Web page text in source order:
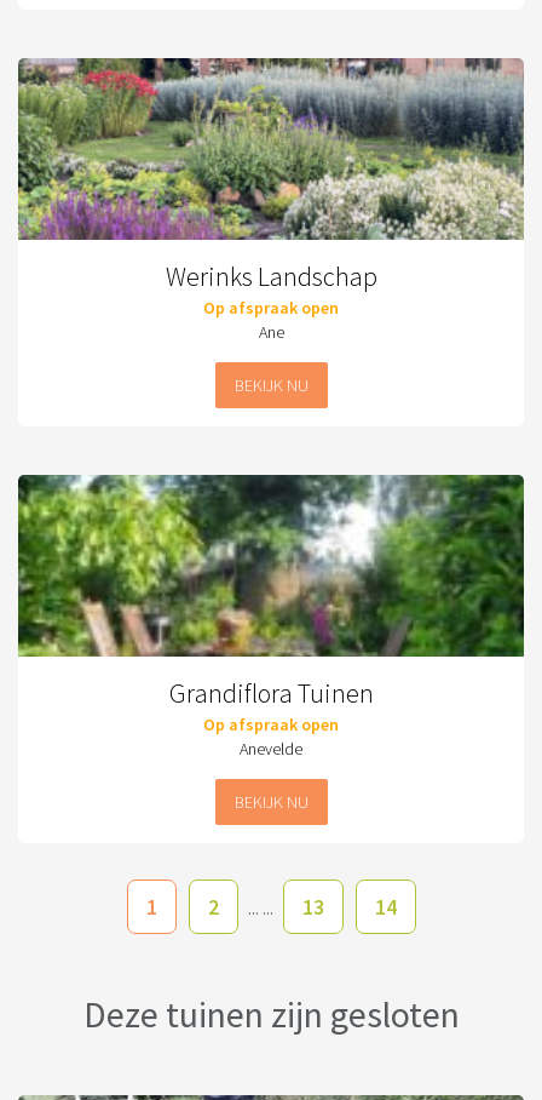
Werinks Landschap
Op afspraak open
Ane
BEKIJK NU
Grandiflora Tuinen
Op afspraak open
Anevelde
BEKIJK NU
1 2 ... ... 13 14
Deze tuinen zijn gesloten